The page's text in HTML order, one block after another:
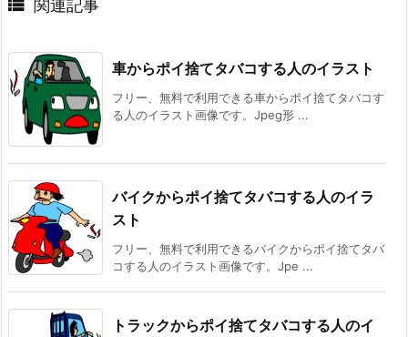
 関連記事
車からポイ捨てタバコする人のイラスト
フリー、無料で利用できる車からポイ捨てタバコす
る人のイラスト画像です。Jpeg形 ...
バイクからポイ捨てタバコする人のイラ
スト
フリー、無料で利用できるバイクからポイ捨てタバ
コする人のイラスト画像です。Jpe ...
トラックからポイ捨てタバコする人のイ